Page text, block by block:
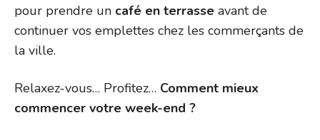
pour prendre un café en terrasse avant de
continuer vos emplettes chez les commerçants de
la ville.
Relaxez-vous… Profitez… Comment mieux
commencer votre week-end ?